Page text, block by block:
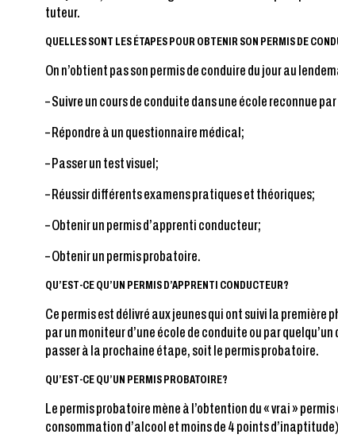
tuteur.
QUELLES SONT LES ÉTAPES POUR OBTENIR SON PERMIS DE
On n’obtient pas son permis de conduire du jour au
– Suivre un cours de conduite dans une école reconnue par
– Répondre à un questionnaire médical;
– Passer un test visuel;
– Réussir différents examens pratiques et théoriques;
– Obtenir un permis d’apprenti conducteur;
– Obtenir un permis probatoire.
QU’EST-CE QU’UN PERMIS D’APPRENTI CONDUCTEUR?
Ce permis est délivré aux jeunes qui ont suivi la
par un moniteur d’une école de conduite ou par
passer à la prochaine étape, soit le permis probatoire.
QU’EST-CE QU’UN PERMIS PROBATOIRE?
Le permis probatoire mène à l’obtention du « vrai »
consommation d’alcool et moins de 4 points